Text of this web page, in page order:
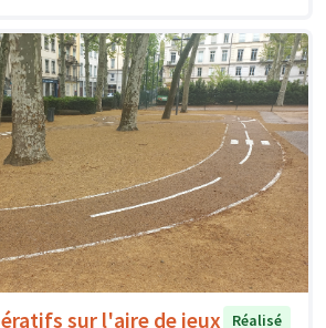
sur l'aire de jeux
Réalisé